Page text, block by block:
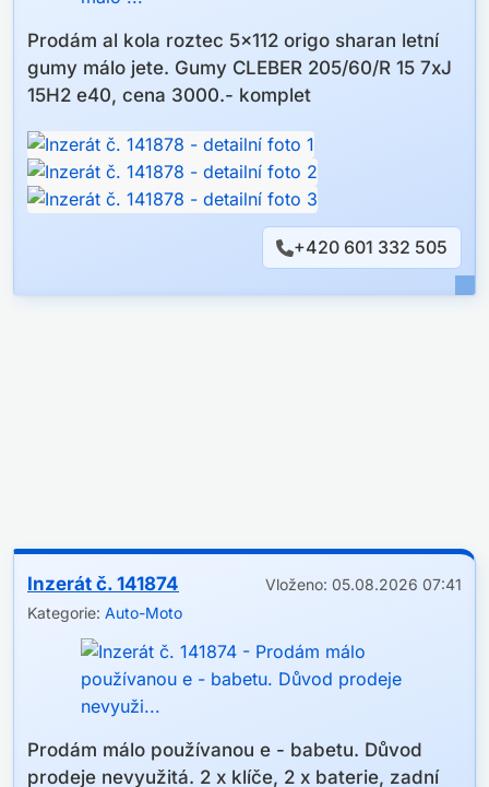
Prodám al kola roztec 5x112 origo sharan letní
gumy málo jete. Gumy CLEBER 205/60/R 15 7xJ
15H2 e40, cena 3000.- komplet
+420 601 332 505
Inzerát č. 141874
Vloženo: 05.08.2026 07:41
Kategorie: Auto-Moto
Prodám málo používanou e - babetu. Důvod
prodeje nevyužitá. 2 x klíče, 2 x baterie, zadní